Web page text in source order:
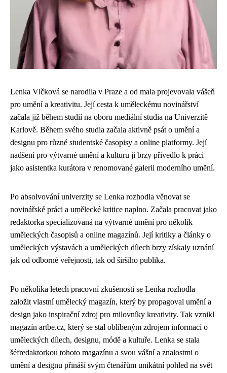
Lenka Vlčková se narodila v Praze a od mala projevovala vášeň
pro umění a kreativitu. Její cesta k uměleckému novinářství
začala již během studií na oboru mediální studia na Univerzitě
Karlově. Během svého studia začala aktivně psát o umění a
designu pro různé studentské časopisy a online platformy. Její
nadšení pro výtvarné umění a kulturu ji brzy přivedlo k práci
jako asistentka kurátora v renomované galerii moderního umění.
Po absolvování univerzity se Lenka rozhodla věnovat se
novinářské práci a umělecké kritice naplno. Začala pracovat jako
redaktorka specializovaná na výtvarné umění pro několik
uměleckých časopisů a online magazínů. Její kritiky a články o
uměleckých výstavách a uměleckých dílech brzy získaly uznání
jak od odborné veřejnosti, tak od širšího publika.
Po několika letech pracovní zkušenosti se Lenka rozhodla
založit vlastní umělecký magazín, který by propagoval umění a
design jako inspirační zdroj pro milovníky kreativity. Tak vznikl
magazín artbe.cz, který se stal oblíbeným zdrojem informací o
uměleckých dílech, designu, módě a kultuře. Lenka se stala
šéfredaktorkou tohoto magazínu a svou vášní a znalostmi o
umění a designu přináší svým čtenářům unikátní pohled na svět